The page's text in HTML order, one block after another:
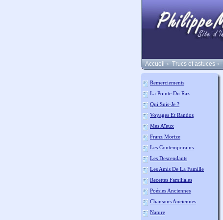
Accueil > Trucs et astuces >
Remerciements
La Pointe Du Raz
Qui Suis-Je ?
Voyages Et Randos
Mes Aïeux
Franz Morize
Les Contemporains
Les Descendants
Les Amis De La Famille
Recettes Familiales
Poésies Anciennes
Chansons Anciennes
Nature